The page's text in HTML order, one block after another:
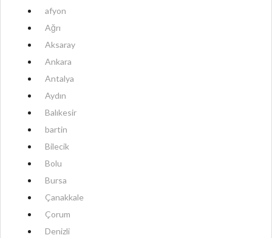
afyon
Ağrı
Aksaray
Ankara
Antalya
Aydın
Balıkesir
bartin
Bilecik
Bolu
Bursa
Çanakkale
Çorum
Denizli